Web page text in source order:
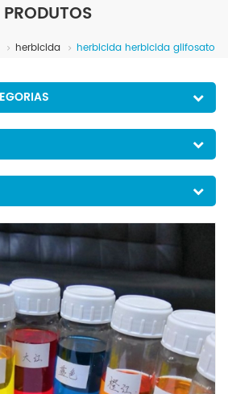
PRODUTOS
herbicida herbicida herbicida glifosato